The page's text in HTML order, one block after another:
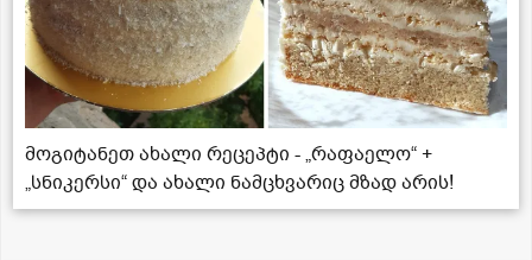
მოგიტანეთ ახალი რეცეპტი - „რაფაელო“ +
„სნიკერსი“ და ახალი ნამცხვარიც მზად არის!